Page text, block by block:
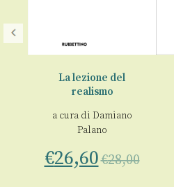
La lezione del
realismo
a cura di Damiano
Palano
€26,60€28,00